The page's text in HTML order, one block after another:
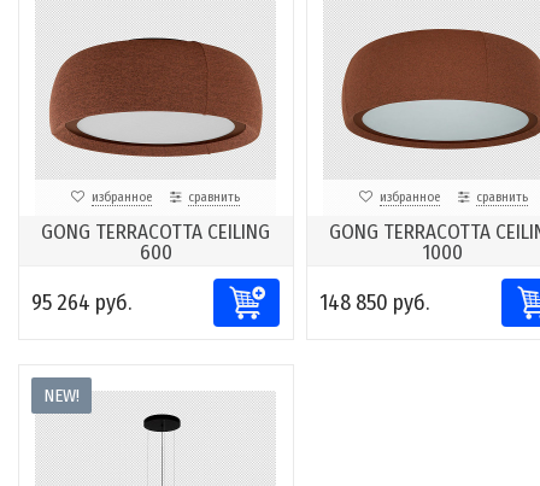
избранное сравнить
GONG TERRACOTTA CEILING
600
95 264 руб.
избранное сравнить
GONG TERRACOTTA
1000
148 850 руб.
NEW!